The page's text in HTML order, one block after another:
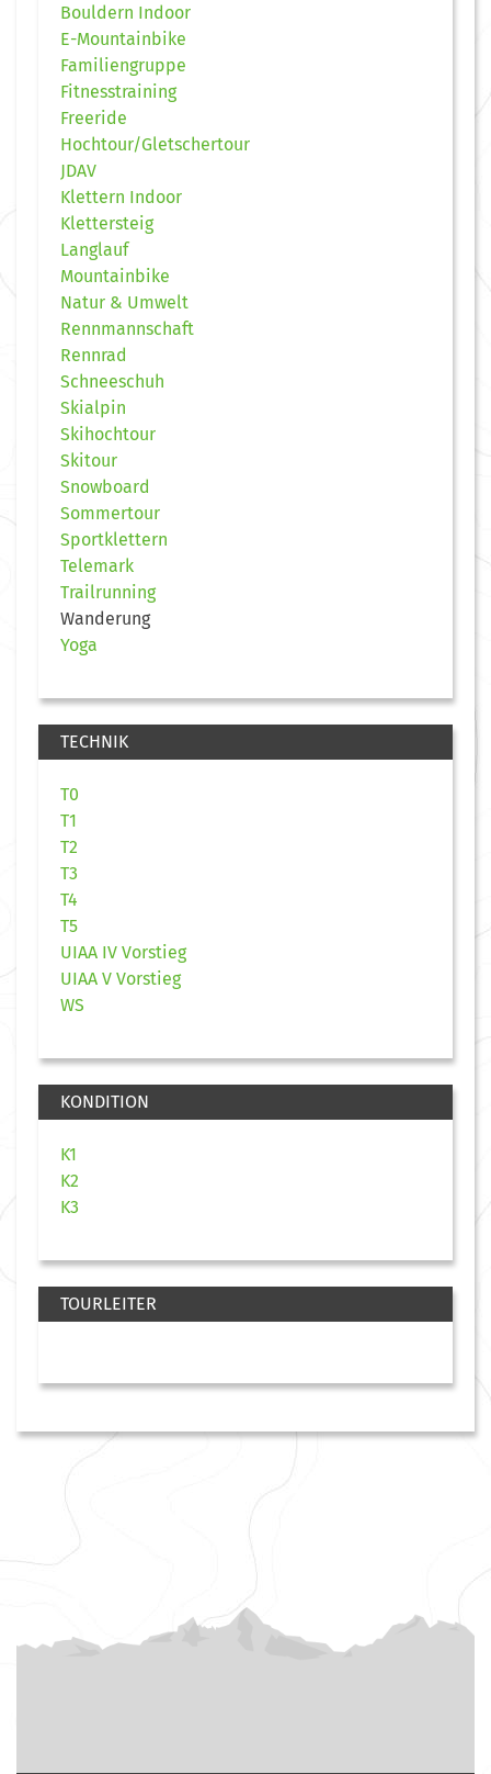
Bouldern Indoor
E-Mountainbike
Familiengruppe
Fitnesstraining
Freeride
Hochtour/Gletschertour
JDAV
Klettern Indoor
Klettersteig
Langlauf
Mountainbike
Natur & Umwelt
Rennmannschaft
Rennrad
Schneeschuh
Skialpin
Skihochtour
Skitour
Snowboard
Sommertour
Sportklettern
Telemark
Trailrunning
Wanderung
Yoga
TECHNIK
T0
T1
T2
T3
T4
T5
UIAA IV Vorstieg
UIAA V Vorstieg
WS
KONDITION
K1
K2
K3
TOURLEITER